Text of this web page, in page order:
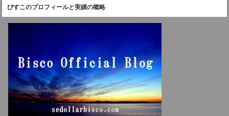
びすこのプロフィールと実績の概略